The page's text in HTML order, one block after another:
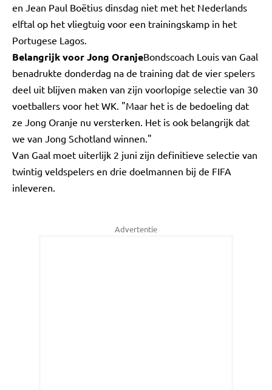
en Jean Paul Boëtius dinsdag niet met het Nederlands
elftal op het vliegtuig voor een trainingskamp in het
Portugese Lagos.
Belangrijk voor Jong OranjeBondscoach Louis van Gaal
benadrukte donderdag na de training dat de vier spelers
deel uit blijven maken van zijn voorlopige selectie van 30
voetballers voor het WK. "Maar het is de bedoeling dat
ze Jong Oranje nu versterken. Het is ook belangrijk dat
we van Jong Schotland winnen."
Van Gaal moet uiterlijk 2 juni zijn definitieve selectie van
twintig veldspelers en drie doelmannen bij de FIFA
inleveren.
Advertentie